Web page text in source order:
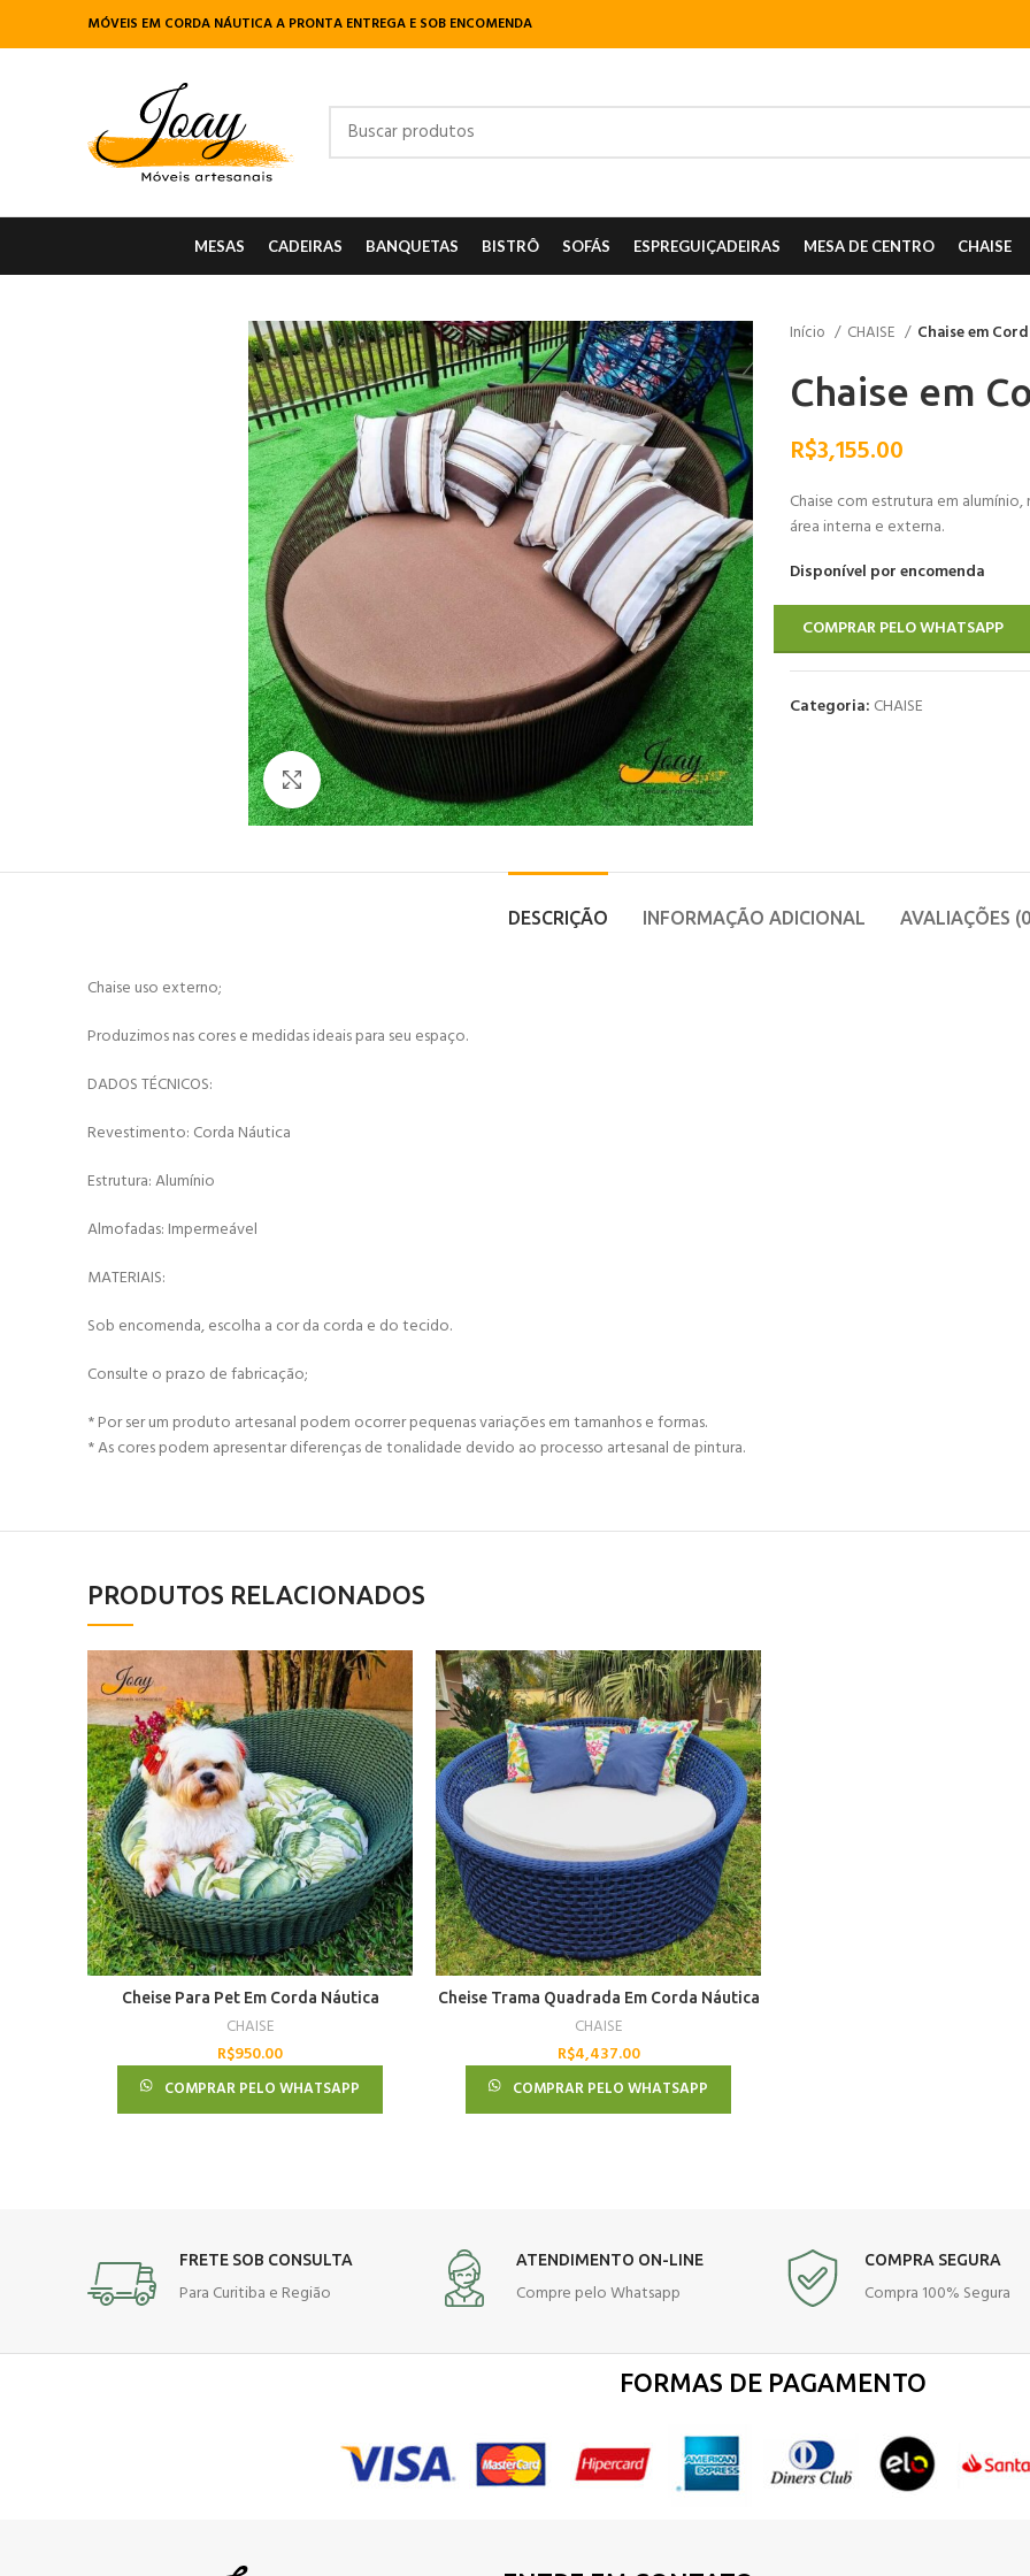
MÓVEIS EM CORDA NÁUTICA A PRONTA ENTREGA E SOB ENCOMENDA
MESAS CADEIRAS BANQUETAS BISTRÔ SOFÁS ESPREGUIÇADEIRAS MESA DE CENTRO CHAISE
Clique para ampliar
Início CHAISE Chaise em
Chaise em
R$3,155.00
Chaise com estrutura em
área interna e externa.
Disponível por encomenda
COMPRAR PELO WHATSAPP
Categoria: CHAISE
DESCRIÇÃO INFORMAÇÃO ADICIONAL AVALIAÇÕES
Chaise uso externo;
Produzimos nas cores e medidas ideais para seu espaço.
DADOS TÉCNICOS:
Revestimento: Corda Náutica
Estrutura: Alumínio
Almofadas: Impermeável
MATERIAIS:
Sob encomenda, escolha a cor da corda e do tecido.
Consulte o prazo de fabricação;
* Por ser um produto artesanal podem ocorrer pequenas variações em tamanhos e formas.
* As cores podem apresentar diferenças de tonalidade devido ao processo artesanal de pintura.
PRODUTOS RELACIONADOS
Cheise Para Pet Em Corda Náutica
CHAISE
R$950.00
COMPRAR PELO WHATSAPP
Cheise Trama Quadrada Em Corda Náutica
CHAISE
R$4,437.00
COMPRAR PELO WHATSAPP
FRETE SOB CONSULTA
Para Curitiba e Região
ATENDIMENTO ON-LINE
Compre pelo Whatsapp
COMPRA SEGURA
Compra 100% Segura
FORMAS DE PAGAMENTO